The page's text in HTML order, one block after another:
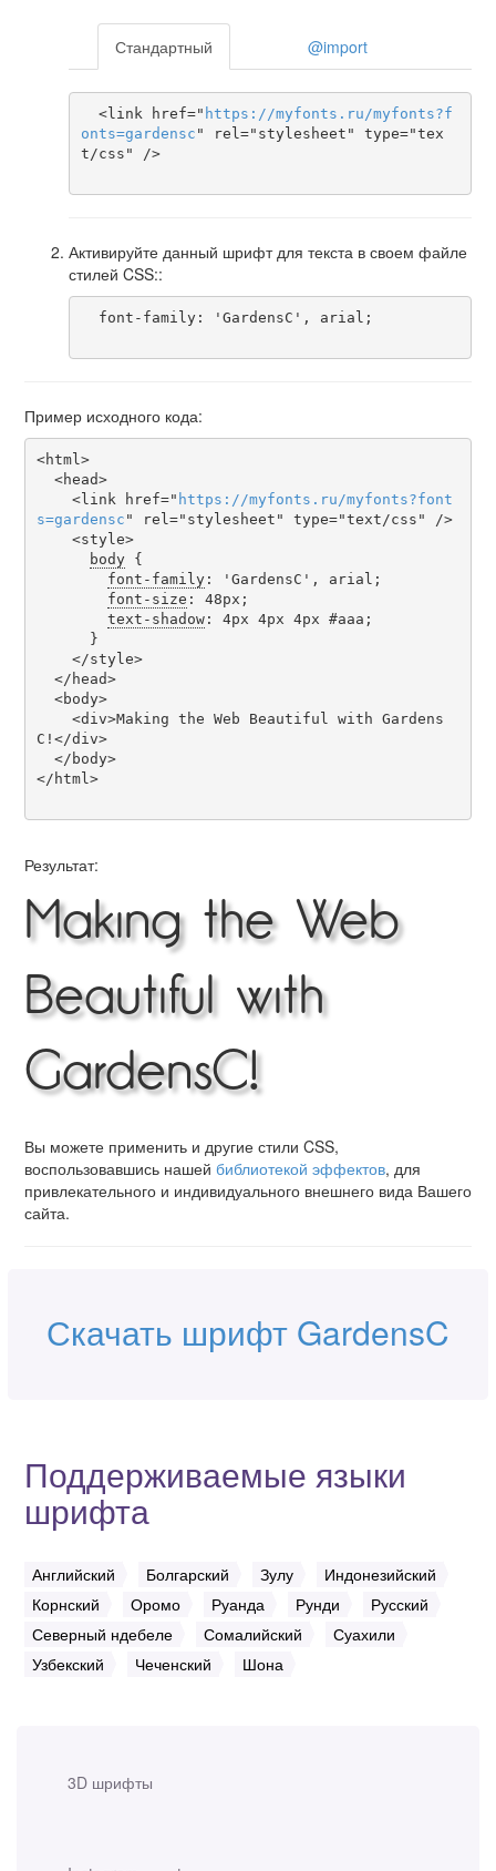
3D шрифты
Стандартный @import
  <link href="
https ://myfonts . ru /myfonts?f
onts=gardensc " rel="stylesheet" type="tex
t/css" />
Активируйте данный шрифт для текста в своем файле
стилей CSS::
Пример исходного кода:
<html>
    <link href="
https ://myfonts . ru /myfonts?font
s=gardensc " rel="stylesheet" type="text/css" />
body {
font-family: 'GardensC', arial;
font-size : 48px;
text-shadow: 4px 4px 4px #aaa;
C!</div>
</html>
Результат:
Making the Web
Beautiful with
GardensC!
Вы можете применить и другие стили CSS,
воспользовавшись нашей библиотекой эффектов, для
привлекательного и индивидуального внешнего вида Вашего
сайта.
Скачать шрифт GardensC
Поддерживаемые языки
шрифта
Английский Болгарский Зулу
Индонезийский
Корнский
Оромо Руанда Рунди
Русский
Северный ндебеле
Сомалийский
Суахили
Узбекский
Чеченский Шона